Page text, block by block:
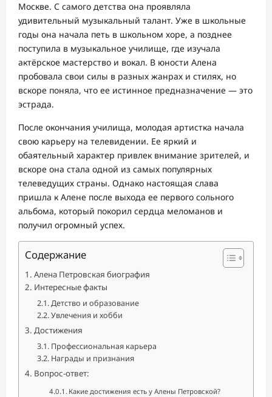
Москве. С самого детства она проявляла
удивительный музыкальный талант. Уже в школьные
годы она начала петь в школьном хоре, а позднее
поступила в музыкальное училище, где изучала
актёрское мастерство и вокал. В юности Алена
пробовала свои силы в разных жанрах и стилях, но
вскоре поняла, что ее истинное предназначение — это
эстрада.
После окончания училища, молодая артистка начала
свою карьеру на телевидении. Ее яркий и
обаятельный характер привлек внимание зрителей, и
вскоре она стала одной из самых популярных
телеведущих страны. Однако настоящая слава
пришла к Алене после выхода ее первого сольного
альбома, который покорил сердца меломанов и
получил огромный успех.
Содержание
Алена Петровская биография
Интересные факты
Детство и образование
Увлечения и хобби
Достижения
Профессиональная карьера
Награды и признания
Вопрос-ответ:
Какие достижения есть у Алены Петровской?